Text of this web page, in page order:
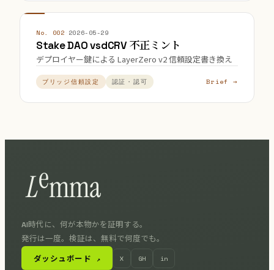
No. 002 2026-05-29
Stake DAO vsdCRV 不正ミント
デプロイヤー鍵による LayerZero v2 信頼設定書き換え
ブリッジ信頼設定 認証・認可 Brief →
AI時代に、何が本物かを証明する。
発行は一度。検証は、無料で何度でも。
ダッシュボード ↗ X GH in